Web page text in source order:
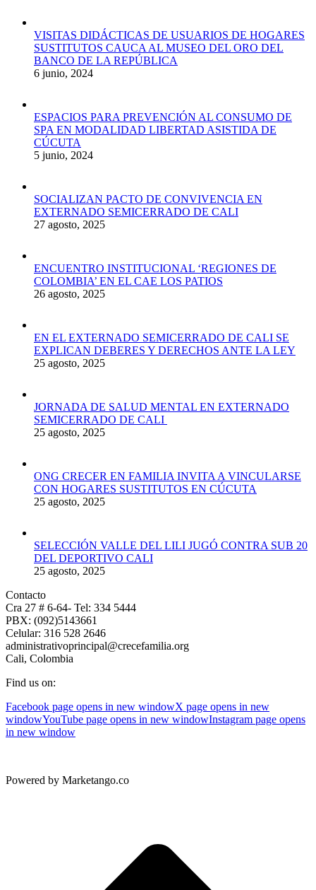
VISITAS DIDÁCTICAS DE USUARIOS DE HOGARES
SUSTITUTOS CAUCA AL MUSEO DEL ORO DEL
BANCO DE LA REPÚBLICA
6 junio, 2024
ESPACIOS PARA PREVENCIÓN AL CONSUMO DE
SPA EN MODALIDAD LIBERTAD ASISTIDA DE
CÚCUTA
5 junio, 2024
SOCIALIZAN PACTO DE CONVIVENCIA EN
EXTERNADO SEMICERRADO DE CALI
27 agosto, 2025
ENCUENTRO INSTITUCIONAL ‘REGIONES DE
COLOMBIA’ EN EL CAE LOS PATIOS
26 agosto, 2025
EN EL EXTERNADO SEMICERRADO DE CALI SE
EXPLICAN DEBERES Y DERECHOS ANTE LA LEY
25 agosto, 2025
JORNADA DE SALUD MENTAL EN EXTERNADO
SEMICERRADO DE CALI
25 agosto, 2025
ONG CRECER EN FAMILIA INVITA A VINCULARSE
CON HOGARES SUSTITUTOS EN CÚCUTA
25 agosto, 2025
SELECCIÓN VALLE DEL LILI JUGÓ CONTRA SUB 20
DEL DEPORTIVO CALI
25 agosto, 2025
Contacto
Cra 27 # 6-64- Tel: 334 5444
PBX: (092)5143661
Celular: 316 528 2646
administrativoprincipal@crecefamilia.org
Cali, Colombia
Find us on:
Facebook page opens in new windowX page opens in new
windowYouTube page opens in new windowInstagram page opens
in new window
Powered by Marketango.co